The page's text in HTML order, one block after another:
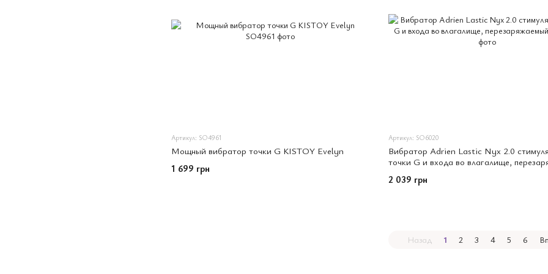
Артикул: SO4961
Мощный вибратор точки G KISTOY Evelyn
1 699 грн
Артикул: SO6020
Вибратор Adrien Lastic Nyx 2.0
точки G и входа во влагалище,
2 039 грн
Назад 1 2 3 4 5 6